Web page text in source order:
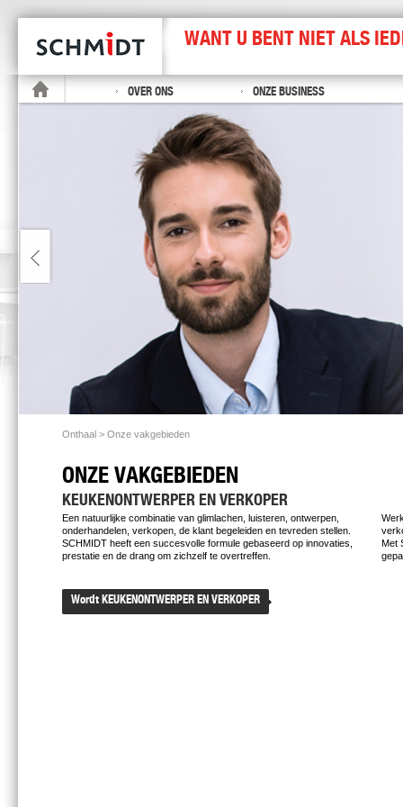
WANT U BENT NIET ALS
OVER ONS ONZE BUSINESS
Onthaal > Onze vakgebieden
ONZE VAKGEBIEDEN
KEUKENONTWERPER EN VERKOPER
Een natuurlijke combinatie van glimlachen, luisteren, ontwerpen,
onderhandelen, verkopen, de klant begeleiden en tevreden stellen.
SCHMIDT heeft een succesvolle formule gebaseerd op innovaties,
prestatie en de drang om zichzelf te overtreffen.
Met
Wordt KEUKENONTWERPER EN VERKOPER